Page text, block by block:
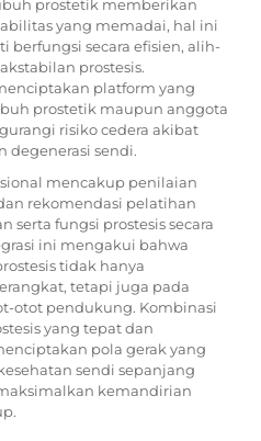
prostetik memberikan
yang memadai, hal ini
secara efisien, alih-
prostesis.
platform yang
prostetik maupun anggota
risiko cedera akibat
degenerasi sendi.
mencakup penilaian
rekomendasi pelatihan
serta fungsi prostesis secara
ini mengakui bahwa
tidak hanya
tetapi juga pada
otot pendukung. Kombinasi
yang tepat dan
pola gerak yang
sendi sepanjang
kemandirian